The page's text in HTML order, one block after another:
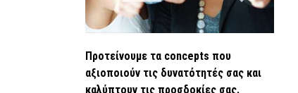
Προτείνουμε τα concepts που
αξιοποιούν τις δυνατότητές σας και
καλύπτουν τις προσδοκίες σας.